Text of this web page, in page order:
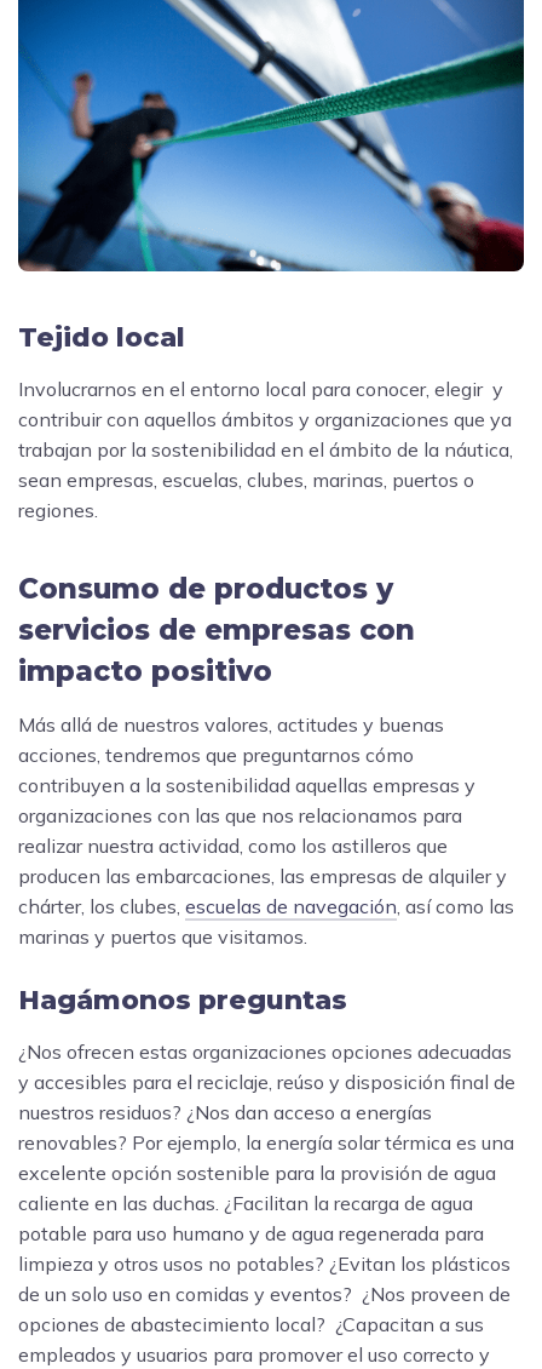
Tejido local
Involucrarnos en el entorno local para conocer, elegir y
contribuir con aquellos ámbitos y organizaciones que ya
trabajan por la sostenibilidad en el ámbito de la náutica,
sean empresas, escuelas, clubes, marinas, puertos o
regiones.
Consumo de productos y
servicios de empresas con
impacto positivo
Más allá de nuestros valores, actitudes y buenas
acciones, tendremos que preguntarnos cómo
contribuyen a la sostenibilidad aquellas empresas y
organizaciones con las que nos relacionamos para
realizar nuestra actividad, como los astilleros que
producen las embarcaciones, las empresas de alquiler y
chárter, los clubes, escuelas de navegación, así como las
marinas y puertos que visitamos.
Hagámonos preguntas
¿Nos ofrecen estas organizaciones opciones adecuadas
y accesibles para el reciclaje, reúso y disposición final de
nuestros residuos? ¿Nos dan acceso a energías
renovables? Por ejemplo, la energía solar térmica es una
excelente opción sostenible para la provisión de agua
caliente en las duchas. ¿Facilitan la recarga de agua
potable para uso humano y de agua regenerada para
limpieza y otros usos no potables? ¿Evitan los plásticos
de un solo uso en comidas y eventos? ¿Nos proveen de
opciones de abastecimiento local? ¿Capacitan a sus
empleados y usuarios para promover el uso correcto y